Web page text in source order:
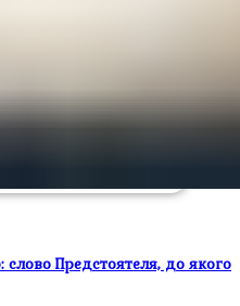
Предстоятеля, до якого